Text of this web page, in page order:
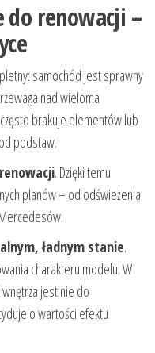
do renowacji –
samochód jest sprawny
nad wieloma
brakuje elementów lub
podstaw.
renowacji. Dzięki temu
planów – od odświeżenia
ładnym stanie.
charakteru modelu. W
jest nie do
o wartości efektu